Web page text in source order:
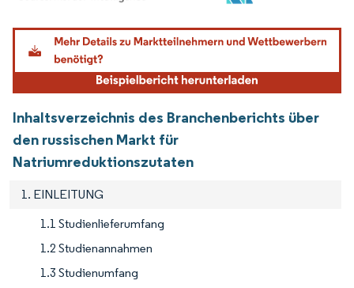
Bild © Mordor Intelligence. Wiederverwendung erfordert Namensnennung gemäß
Inhaltsverzeichnis des Branchenberichts über
den russischen Markt für
Natriumreduktionszutaten
1. EINLEITUNG
1.1 Studienlieferumfang
1.2 Studienannahmen
1.3 Studienumfang